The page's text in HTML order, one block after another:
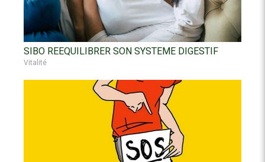
SIBO REEQUILIBRER SON SYSTEME DIGESTIF
Vitalité